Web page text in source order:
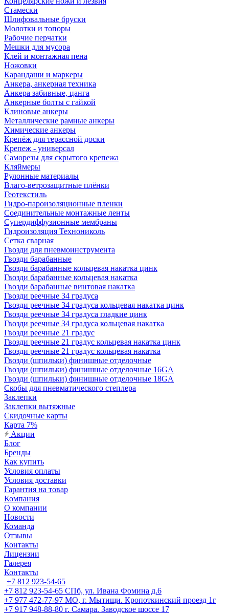
Стамески
Шлифовальные бруски
Молотки и топоры
Рабочие перчатки
Мешки для мусора
Клей и монтажная пена
Ножовки
Карандаши и маркеры
Анкера, анкерная техника
Анкера забивные, цанга
Анкерные болты с гайкой
Клиновые анкеры
Металлические рамные анкеры
Химические анкеры
Крепёж для терассной доски
Крепеж - универсал
Саморезы для скрытого крепежа
Кляймеры
Рулонные материалы
Влаго-ветрозащитные плёнки
Геотекстиль
Гидро-пароизоляционные пленки
Соединительные монтажные ленты
Супердиффузионные мембраны
Гидроизоляция Технониколь
Сетка сварная
Гвозди для пневмоинструмента
Гвозди барабанные
Гвозди барабанные кольцевая накатка цинк
Гвозди барабанные кольцевая накатка
Гвозди барабанные винтовая накатка
Гвозди реечные 34 градуса
Гвозди реечные 34 градуса кольцевая накатка цинк
Гвозди реечные 34 градуса гладкие цинк
Гвозди реечные 34 градуса кольцевая накатка
Гвозди реечные 21 градус
Гвозди реечные 21 градус кольцевая накатка цинк
Гвозди реечные 21 градус кольцевая накатка
Гвозди (шпильки) финишные отделочные
Гвозди (шпильки) финишные отделочные 16GA
Гвозди (шпильки) финишные отделочные 18GA
Скобы для пневматического степлера
Заклепки
Заклепки вытяжные
Скидочные карты
Карта 7%
Акции
Блог
Бренды
Как купить
Условия оплаты
Условия доставки
Гарантия на товар
Компания
О компании
Новости
Команда
Отзывы
Контакты
Лицензии
Галерея
Контакты
+7 812 923-54-65
+7 812 923-54-65 СПб, ул. Ивана Фомина д.6
+7 977 472-77-97 МО, г. Мытищи. Кропоткинский проезд 1г
+7 917 948-88-80 г. Самара. Заводское шоссе 17